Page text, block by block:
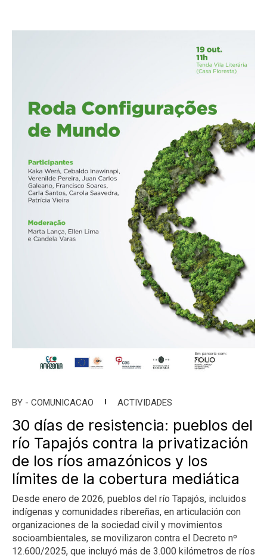
BY - COMUNICACAO ACTIVIDADES
30 días de resistencia: pueblos del
río Tapajós contra la privatización
de los ríos amazónicos y los
límites de la cobertura mediática
Desde enero de 2026, pueblos del río Tapajós, incluidos
indígenas y comunidades ribereñas, en articulación con
organizaciones de la sociedad civil y movimientos
socioambientales, se movilizaron contra el Decreto nº
12.600/2025, que incluyó más de 3.000 kilómetros de ríos